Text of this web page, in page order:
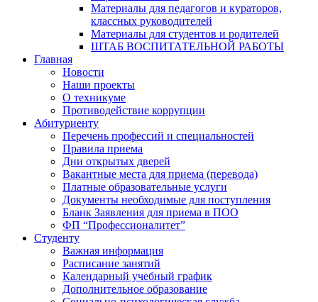
Материалы для педагогов и кураторов,
классных руководителей
Материалы для студентов и родителей
ШТАБ ВОСПИТАТЕЛЬНОЙ РАБОТЫ
Главная
Новости
Наши проекты
О техникуме
Противодействие коррупции
Абитуриенту
Перечень профессий и специальностей
Правила приема
Дни открытых дверей
Вакантные места для приема (перевода)
Платные образовательные услуги
Документы необходимые для поступления
Бланк Заявления для приема в ПОО
ФП “Профессионалитет”
Студенту
Важная информация
Расписание занятий
Календарный учебный график
Дополнительное образование